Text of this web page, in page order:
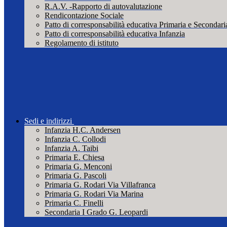
R.A.V. -Rapporto di autovalutazione
Rendicontazione Sociale
Patto di corresponsabilità educativa Primaria e
Patto di corresponsabilità educativa Infanzia
Regolamento di istituto
Sedi e indirizzi
Infanzia H.C. Andersen
Infanzia C. Collodi
Infanzia A. Taibi
Primaria E. Chiesa
Primaria G. Menconi
Primaria G. Pascoli
Primaria G. Rodari Via Villafranca
Primaria G. Rodari Via Marina
Primaria C. Finelli
Secondaria I Grado G. Leopardi